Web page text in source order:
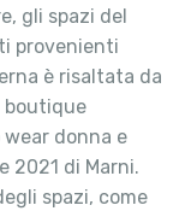
gli spazi del
provenienti
è risaltata da
boutique
donna e
2021 di Marni.
spazi, come